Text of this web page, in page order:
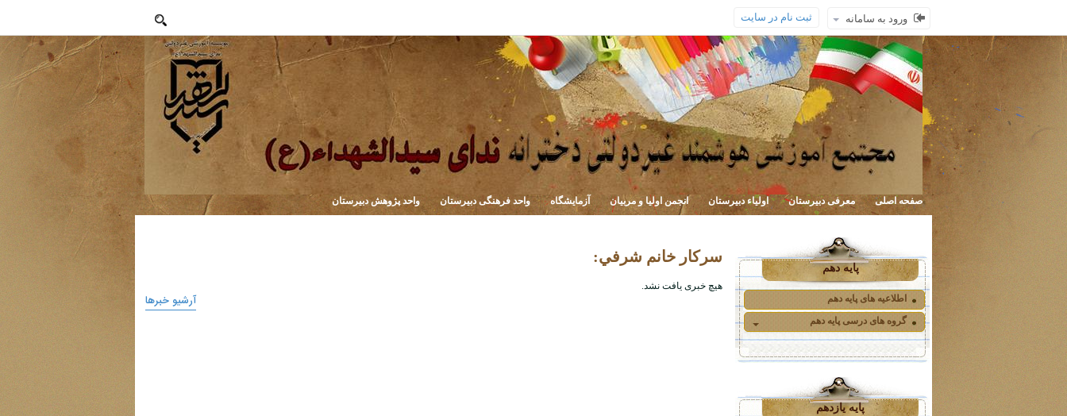
ورود به سامانه ثبت نام در سایت
صفحه اصلی معرفی دبیرستان اولیاء دبیرستان انجمن اولیا و مربیان آزمایشگاه واحد فرهنگی دبیرستان واحد پژوهش دبیرستان
پایه دهم
اطلاعیه های پایه دهم
گروه های درسی پایه دهم
پایه یازدهم
سرکار خانم شرفي:
هیچ خبری یافت نشد.
آرشیو خبر‌ها